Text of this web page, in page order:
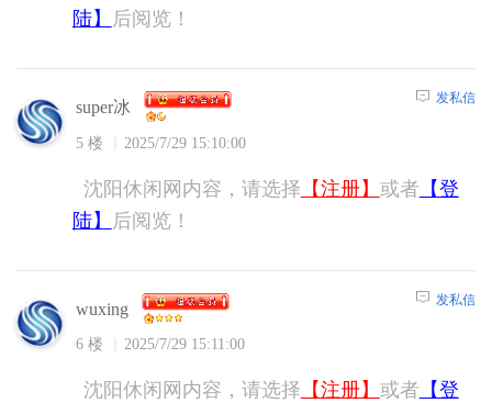
陆】
后阅览！
super冰
5 楼 2025/7/29 15:10:00
发私信
沈阳休闲网内容，请选择 【注册】 或者 【登
陆】
后阅览！
wuxing
6 楼 2025/7/29 15:11:00
发私信
沈阳休闲网内容，请选择 【注册】 或者 【登